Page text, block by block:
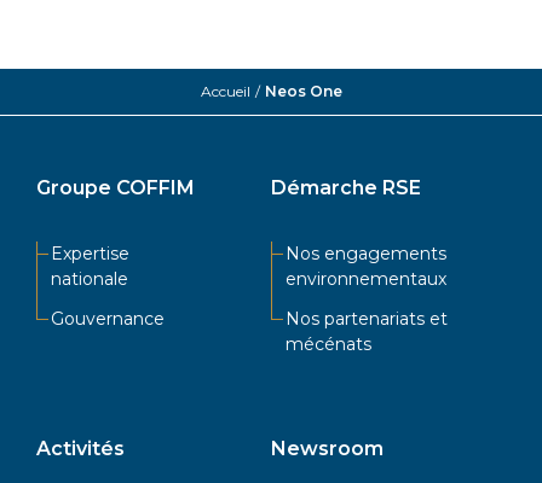
Accueil / Neos One
Groupe COFFIM
Expertise
nationale
Gouvernance
Démarche RSE
Nos engagements
environnementaux
Nos partenariats et
mécénats
Activités Newsroom